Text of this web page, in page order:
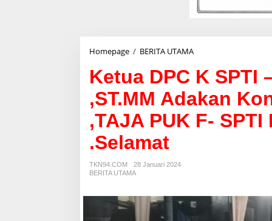
Homepage / BERITA UTAMA
u
a
D
P
C
-
F
Ketua DPC K SPTI
,ST.MM Adakan
,TAJA PUK F-
.Selamat
TKN94.COM
28 Januari 2024
BERITA UTAMA